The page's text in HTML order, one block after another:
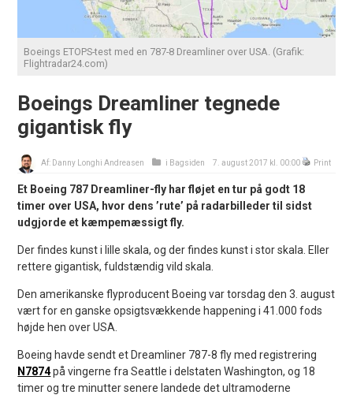
Boeings ETOPS-test med en 787-8 Dreamliner over USA. (Grafik:
Flightradar24.com)
Boeings Dreamliner tegnede
gigantisk fly
Af: Danny Longhi Andreasen i Bagsiden 7. august 2017 kl. 00:00 Print
Et Boeing 787 Dreamliner-fly har fløjet en tur på godt 18
timer over USA, hvor dens ’rute’ på radarbilleder til sidst
udgjorde et kæmpemæssigt fly.
Der findes kunst i lille skala, og der findes kunst i stor skala. Eller
rettere gigantisk, fuldstændig vild skala.
Den amerikanske flyproducent Boeing var torsdag den 3. august
vært for en ganske opsigtsvækkende happening i 41.000 fods
højde hen over USA.
Boeing havde sendt et Dreamliner 787-8 fly med registrering
N7874på vingerne fra Seattle i delstaten Washington, og 18
timer og tre minutter senere landede det ultramoderne